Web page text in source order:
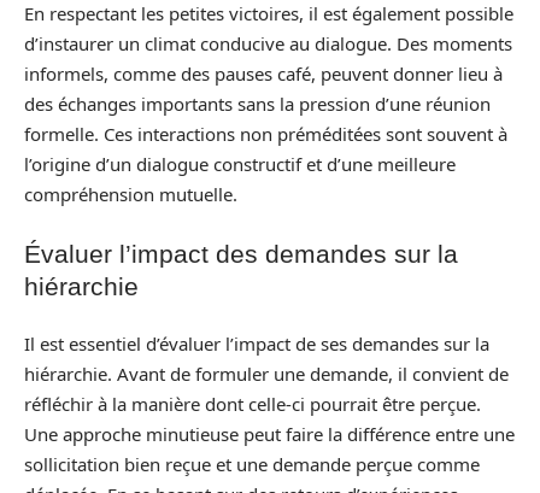
En respectant les petites victoires, il est également possible
d’instaurer un climat conducive au dialogue. Des moments
informels, comme des pauses café, peuvent donner lieu à
des échanges importants sans la pression d’une réunion
formelle. Ces interactions non préméditées sont souvent à
l’origine d’un dialogue constructif et d’une meilleure
compréhension mutuelle.
Évaluer l’impact des demandes sur la
hiérarchie
Il est essentiel d’évaluer l’impact de ses demandes sur la
hiérarchie. Avant de formuler une demande, il convient de
réfléchir à la manière dont celle-ci pourrait être perçue.
Une approche minutieuse peut faire la différence entre une
sollicitation bien reçue et une demande perçue comme